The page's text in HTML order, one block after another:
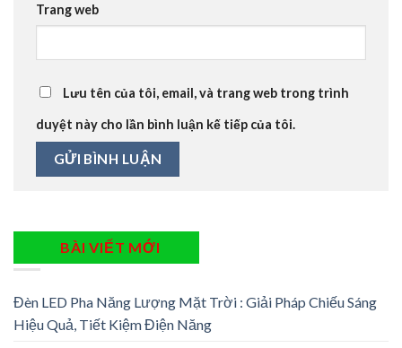
Trang web
Lưu tên của tôi, email, và trang web trong trình
duyệt này cho lần bình luận kế tiếp của tôi.
BÀI VIẾT MỚI
Đèn LED Pha Năng Lượng Mặt Trời : Giải Pháp Chiếu Sáng
Hiệu Quả, Tiết Kiệm Điện Năng